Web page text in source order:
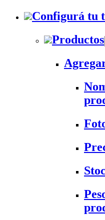
Configurá tu
Productos